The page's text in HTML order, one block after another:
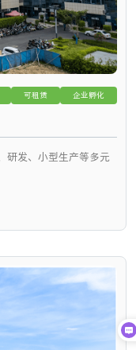
可租赁 企业孵化
研发、小型生产等多元